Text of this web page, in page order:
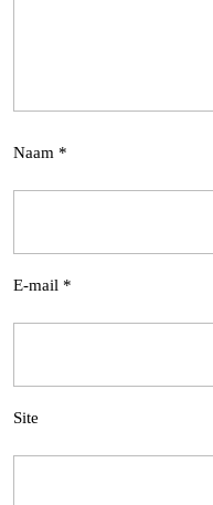
Naam *
E-mail *
Site